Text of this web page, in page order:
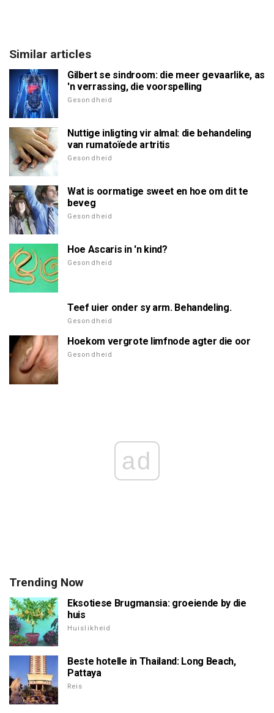
Similar articles
Gilbert se sindroom: die meer gevaarlike, as
'n verrassing, die voorspelling
Gesondheid
Nuttige inligting vir almal: die behandeling
van rumatoïede artritis
Gesondheid
Wat is oormatige sweet en hoe om dit te
beveg
Gesondheid
Hoe Ascaris in 'n kind?
Gesondheid
Teef uier onder sy arm. Behandeling.
Gesondheid
Hoekom vergrote limfnode agter die oor
Gesondheid
ad
Trending Now
Eksotiese Brugmansia: groeiende by die
huis
Huislikheid
Beste hotelle in Thailand: Long Beach,
Pattaya
Reis